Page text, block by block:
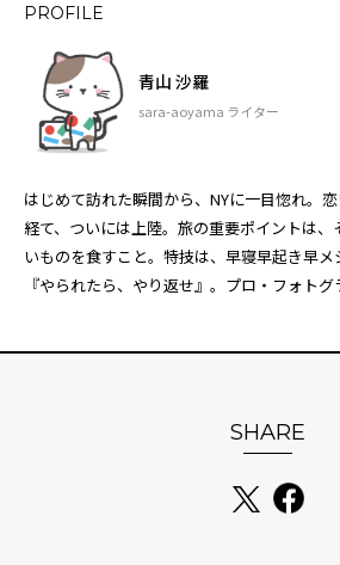
PROFILE
青山 沙羅
sara-aoyama ライター
はじめて訪れた瞬間から、NYに一目惚れ。
経て、ついには上陸。旅の重要ポイントは
いものを食すこと。特技は、早寝早起き早メ
『やられたら、やり返せ』。プロ・フォトグ
SHARE